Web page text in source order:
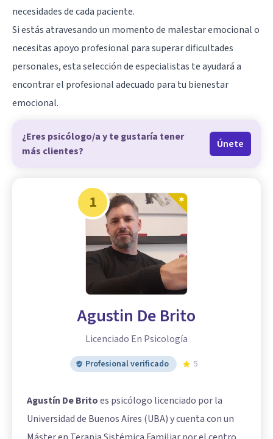
necesidades de cada paciente.
Si estás atravesando un momento de malestar emocional o
necesitas apoyo profesional para superar dificultades
personales, esta selección de especialistas te ayudará a
encontrar el profesional adecuado para tu bienestar
emocional.
¿Eres psicólogo/a y te gustaría tener
más clientes?
Únete
1
Agustin De Brito
Licenciado En Psicología
Profesional verificado 5
Agustín De Britoes psicólogo licenciado por la
Universidad de Buenos Aires (UBA) y cuenta con un